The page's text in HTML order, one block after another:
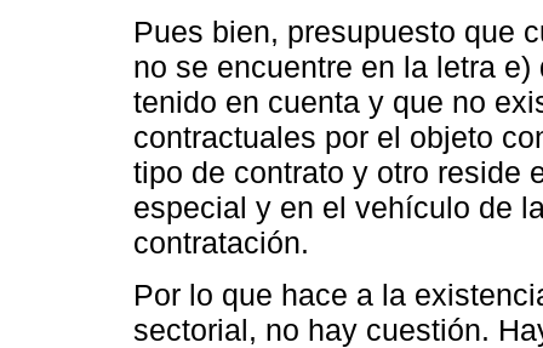
Pues bien, presupuesto que
no se encuentre en la letra
tenido en cuenta y que no
contractuales por el objeto
tipo de contrato y otro reside
especial y en el vehículo de
contratación.
Por lo que hace a la
sectorial, no hay cuestión.